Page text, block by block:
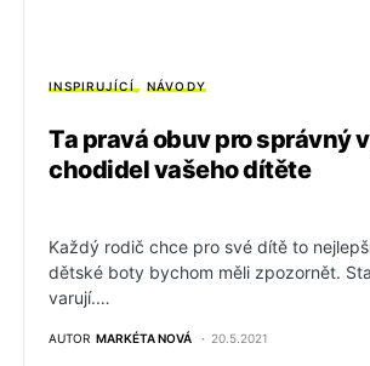
INSPIRUJÍCÍ NÁVODY
Ta pravá obuv pro správný
chodidel vašeho dítěte
Každý rodič chce pro své dítě to
dětské boty bychom měli zpozornět.
varují.…
AUTOR MARKÉTA NOVÁ 20.5.2021